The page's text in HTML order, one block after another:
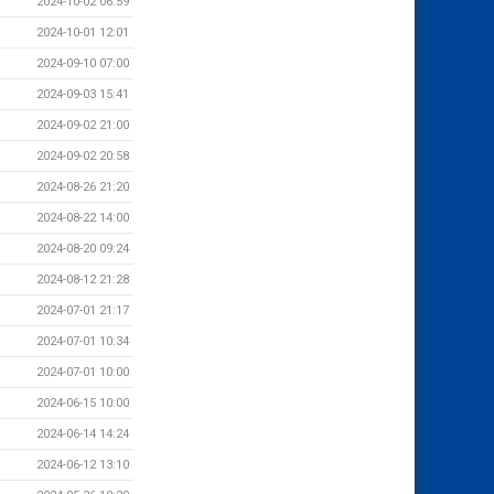
2024-10-01 12:01
2024-09-10 07:00
2024-09-03 15:41
2024-09-02 21:00
2024-09-02 20:58
2024-08-26 21:20
2024-08-22 14:00
2024-08-20 09:24
2024-08-12 21:28
2024-07-01 21:17
2024-07-01 10:34
2024-07-01 10:00
2024-06-15 10:00
2024-06-14 14:24
2024-06-12 13:10